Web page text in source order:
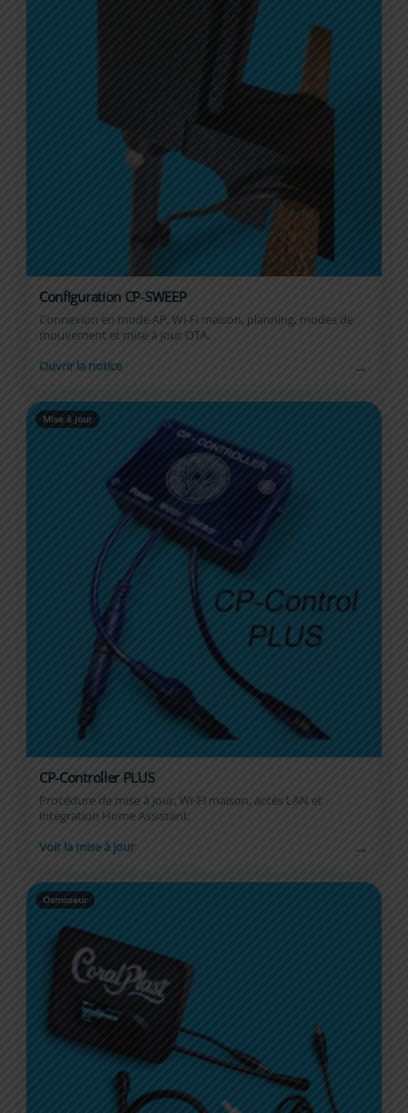
Configuration CP-SWEEP
Connexion en mode AP, Wi-Fi maison, planning, modes de
mouvement et mise à jour OTA.
Ouvrir la notice →
Mise à jour
CP-Controller PLUS
Procédure de mise à jour, Wi-Fi maison, accès LAN et
intégration Home Assistant.
Voir la mise à jour →
Osmoseur